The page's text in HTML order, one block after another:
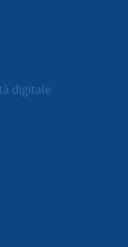
digitale